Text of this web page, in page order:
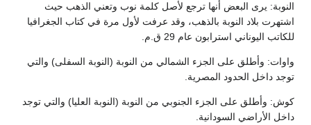
النوبة: يرى البعض أنها ترجع لأصل كلمة نوب وتعني الذهب حيث
اشتهرت بلاد النوبة بالذهب، وقد عرفت لأول مرة في كتاب الجغرافيا
للكاتب اليوناني استرابون عام 29 ق.م.
واوات: وأطلق على الجزء الشمالي من النوبة (النوبة السفلى) والتي
توجد داخل الحدود المصرية.
كوش: وأطلق على الجزء الجنوبي من النوبة (النوبة العليا) والتي توجد
داخل الأراضي السودانية.